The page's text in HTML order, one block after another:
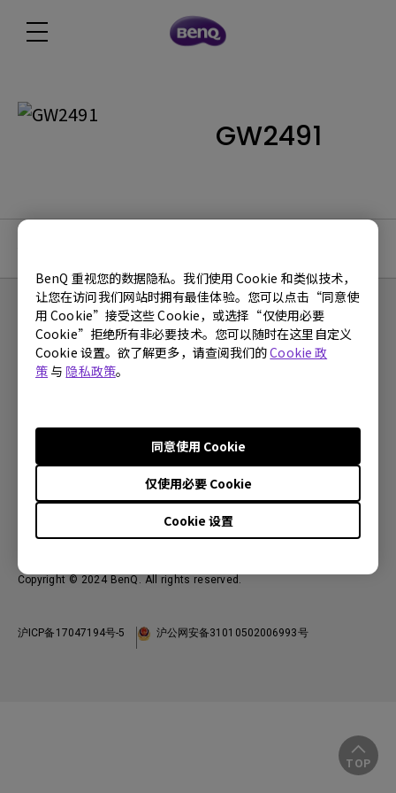
BenQ 重视您的数据隐私。我们使用 Cookie 和类似技术，
让您在访问我们网站时拥有最佳体验。您可以点击“同意使
用 Cookie”接受这些 Cookie，或选择“仅使用必要
Cookie”拒绝所有非必要技术。您可以随时在这里自定义
Cookie 设置。欲了解更多，请查阅我们的Cookie 政
策 与 隐私政策。
Cookie 设置
仅使用必要 Cookie
同意使用 Cookie
GW2491
产品
明基友达集团
加入我们
服务政策
档案下载与常见问题
Copyright © 2024 BenQ. All rights reserved.
使用条款 隐私政策 联系客服 进出口遵循
沪ICP备17047194号-5 沪公网安备31010502006993号
TOP